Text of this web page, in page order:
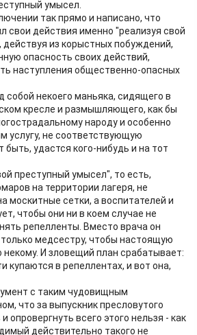
умысел.
так прямо и написано, что
свои действия именно "реализуя свой
из корыстных побуждений,
опасность своих действий,
наступления общественно-опасных
собой некоего маньяка, сидящего в
кресле и размышляющего, как бы
народу и особенно
услугу, не соответствующую
удастся кого-нибудь и на тот
преступный умысел", то есть,
на территории лагеря, не
москитные сетки, а воспитателей и
чтобы они ни в коем случае не
репелленты. Вместо врача он
медсестру, чтобы настоящую
И зловещий план срабатывает:
купаются в репеллентах, и вот она,
с таким чудовищным
что за выпускник пресловутого
опровергнуть всего этого нельзя - как
действительно такого не